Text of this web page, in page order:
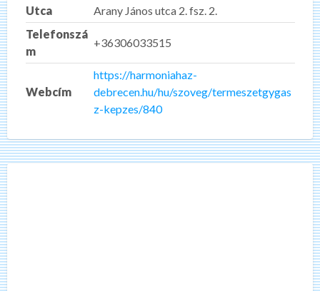
Utca
Arany János utca 2. fsz. 2.
Telefonszá
m
+36306033515
Webcím
https://harmoniahaz-
debrecen.hu/hu/szoveg/termeszetgygas
z-kepzes/840